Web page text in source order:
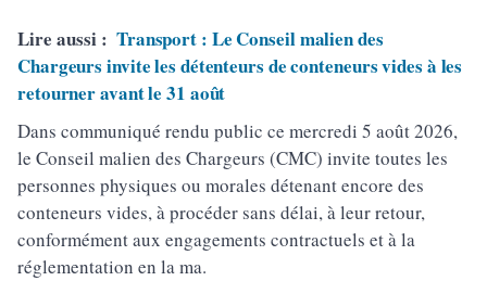
Lire aussi : Transport : Le Conseil malien des
Chargeurs invite les détenteurs de conteneurs vides à les
retourner avant le 31 août
Dans communiqué rendu public ce mercredi 5 août 2026,
le Conseil malien des Chargeurs (CMC) invite toutes les
personnes physiques ou morales détenant encore des
conteneurs vides, à procéder sans délai, à leur retour,
conformément aux engagements contractuels et à la
réglementation en la ma.